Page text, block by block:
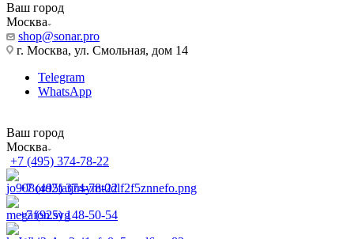
Ваш город
Москва
shop@sonar.pro
г. Москва, ул. Смольная, дом 14
Telegram
WhatsApp
Ваш город
Москва
+7 (495) 374-78-22
+7 (495) 374-78-22
+7 (925) 148-50-54